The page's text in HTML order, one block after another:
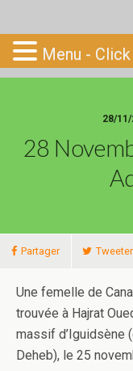
28/
28
Partager Tweeter
Une femelle de
trouvée à Hajrat
massif d’Iguidsène
Deheb), le 25
Menu -